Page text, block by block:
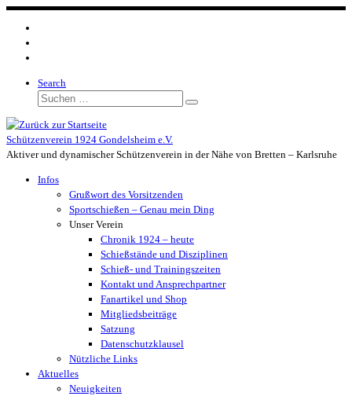
Zum
Inhalt
springen
Search
Suche
Suchen …
Schützenverein 1924 Gondelsheim e.V.
Aktiver und dynamischer Schützenverein in der Nähe von Bretten – Karlsruhe
Infos
Grußwort des Vorsitzenden
Sportschießen – Genau mein Ding
Unser Verein
Chronik 1924 – heute
Schießstände und Disziplinen
Schieß- und Trainingszeiten
Kontakt und Ansprechpartner
Fanartikel und Shop
Mitgliedsbeiträge
Satzung
Datenschutzklausel
Nützliche Links
Aktuelles
Neuigkeiten